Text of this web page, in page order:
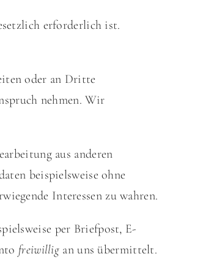
erforderlich ist.
oder an Dritte
nehmen. Wir
aus anderen
beispielsweise ohne
Interessen zu wahren.
per Briefpost, E-
freiwillig an uns übermittelt.